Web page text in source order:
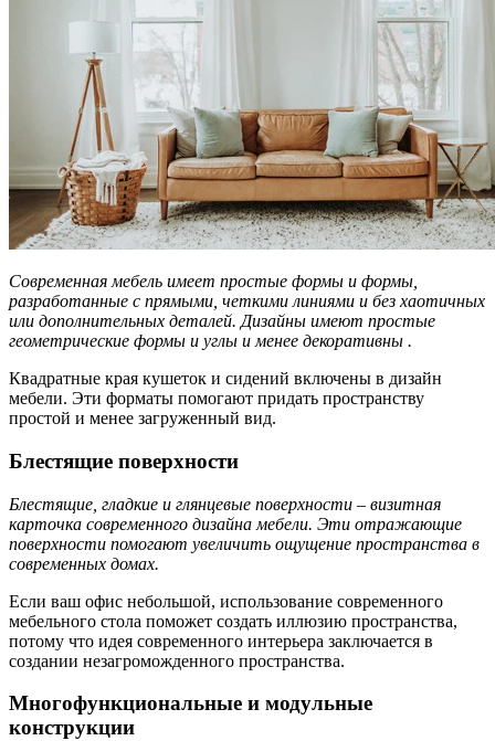
Современная мебель имеет простые формы и формы,
разработанные с прямыми, четкими линиями и без хаотичных
или дополнительных деталей. Дизайны имеют простые
геометрические формы и углы и менее декоративны .
Квадратные края кушеток и сидений включены в дизайн
мебели. Эти форматы помогают придать пространству
простой и менее загруженный вид.
Блестящие поверхности
Блестящие, гладкие и глянцевые поверхности – визитная
карточка современного дизайна мебели. Эти отражающие
поверхности помогают увеличить ощущение пространства в
современных домах.
Если ваш офис небольшой, использование современного
мебельного стола поможет создать иллюзию пространства,
потому что идея современного интерьера заключается в
создании незагроможденного пространства.
Многофункциональные и модульные
конструкции